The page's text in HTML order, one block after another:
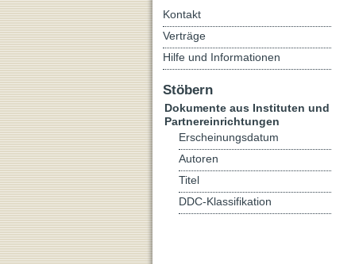
Kontakt
Verträge
Hilfe und Informationen
Stöbern
Dokumente aus Instituten und
Partnereinrichtungen
Erscheinungsdatum
Autoren
Titel
DDC-Klassifikation